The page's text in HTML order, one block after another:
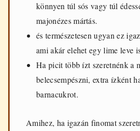
könnyen túl sós vagy túl
majonézes mártás.
és természetesen ugyan ez
ami akár elehet egy lime leve
Ha picit több ízt szeretnénk a
belecsempészni, extra ízként
barnacukrot.
Amihez, ha igazán finomat